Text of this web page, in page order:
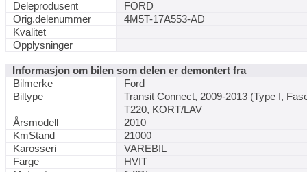
Deleprodusent
FORD
Orig.delenummer
4M5T-17A553-AD
Kvalitet
Opplysninger
Informasjon om bilen som delen er demontert fra
Bilmerke
Ford
Biltype
Transit Connect, 2009-2013 (Type I,
T220, KORT/LAV
Årsmodell
2010
KmStand
21000
Karosseri
VAREBIL
Farge
HVIT